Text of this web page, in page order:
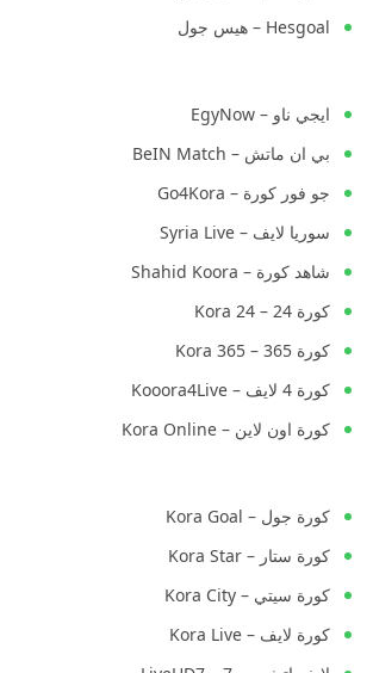
Hesgoal – هيس جول
ايجي ناو – EgyNow
بي ان ماتش – BeIN Match
جو فور كورة – Go4Kora
سوريا لايف – Syria Live
شاهد كورة – Shahid Koora
كورة 24 – Kora 24
كورة 365 – Kora 365
كورة 4 لايف – Kooora4Live
كورة اون لاين – Kora Online
كورة جول – Kora Goal
كورة ستار – Kora Star
كورة سيتي – Kora City
كورة لايف – Kora Live